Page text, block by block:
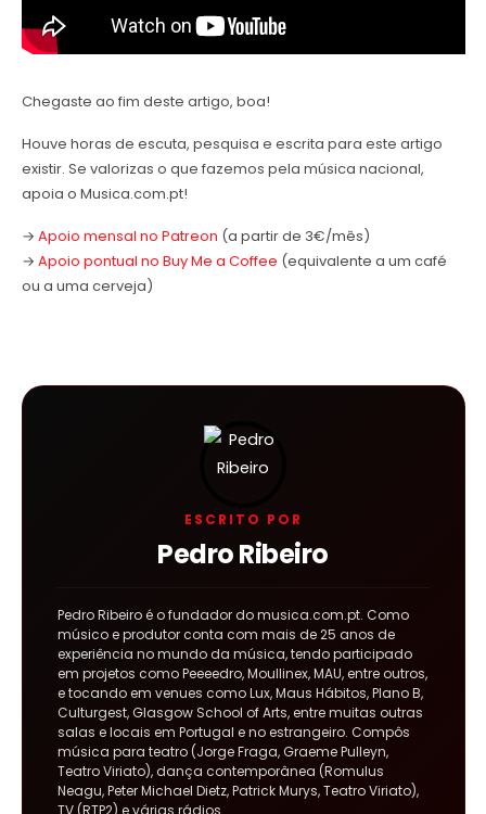
Chegaste ao fim deste artigo, boa!
Houve horas de escuta, pesquisa e escrita para este artigo
existir. Se valorizas o que fazemos pela música nacional,
apoia o Musica.com.pt!
→ Apoio mensal no Patreon (a partir de 3€/mês)
→ Apoio pontual no Buy Me a Coffee (equivalente a um café
ou a uma cerveja)
ESCRITO POR
Pedro Ribeiro
Pedro Ribeiro é o fundador do musica.com.pt. Como
músico e produtor conta com mais de 25 anos de
experiência no mundo da música, tendo participado
em projetos como Peeeedro, Moullinex, MAU, entre outros,
e tocando em venues como Lux, Maus Hábitos, Plano B,
Culturgest, Glasgow School of Arts, entre muitas outras
salas e locais em Portugal e no estrangeiro. Compôs
música para teatro (Jorge Fraga, Graeme Pulleyn,
Teatro Viriato), dança contemporânea (Romulus
Neagu, Peter Michael Dietz, Patrick Murys, Teatro Viriato),
TV (RTP2) e várias rádios.